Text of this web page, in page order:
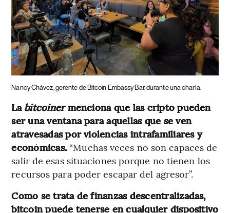
Nancy Chávez, gerente de Bitcoin Embassy Bar, durante una charla.
La bitcoinermenciona que las cripto pueden
ser una ventana para aquellas que se ven
atravesadas por violencias intrafamiliares y
económicas.“Muchas veces no son capaces de
salir de esas situaciones porque no tienen los
recursos para poder escapar del agresor”.
Como se trata de finanzas descentralizadas,
bitcoin puede tenerse en cualquier dispositivo